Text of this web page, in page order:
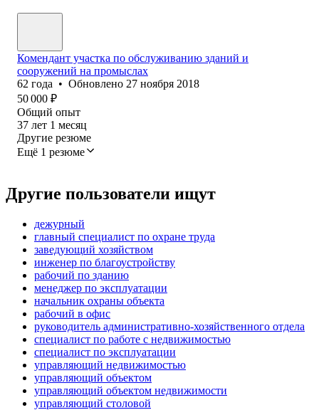
Комендант участка по обслуживанию зданий и
сооружений на промыслах
62 года • Обновлено 27 ноября 2018
50 000 ₽
Общий опыт
37 лет 1 месяц
Другие резюме
Ещё 1 резюме
Другие пользователи ищут
дежурный
главный специалист по охране труда
заведующий хозяйством
инженер по благоустройству
рабочий по зданию
менеджер по эксплуатации
начальник охраны объекта
рабочий в офис
руководитель административно-хозяйственного отдела
специалист по работе с недвижимостью
специалист по эксплуатации
управляющий недвижимостью
управляющий объектом
управляющий объектом недвижимости
управляющий столовой